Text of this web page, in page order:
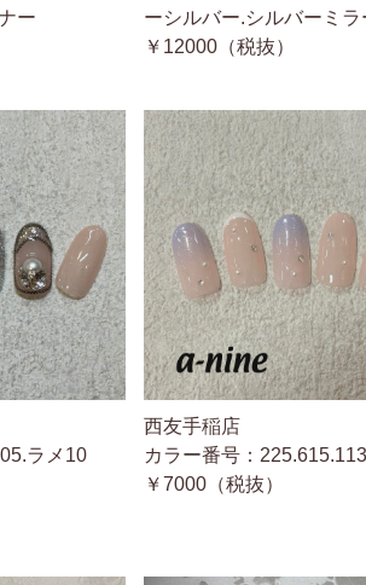
ー
ーシルバー.シルバーミラ
￥12000（税抜）
ラメ10
西友手稲店
カラー番号：225.615.113
￥7000（税抜）